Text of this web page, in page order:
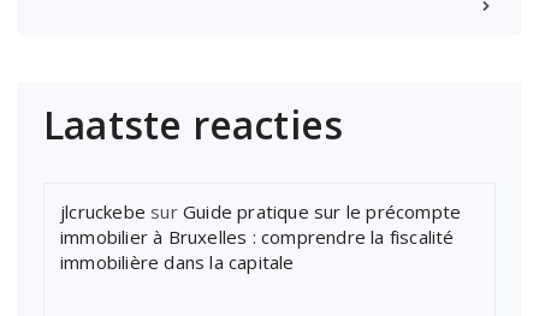
Laatste reacties
jlcruckebe sur Guide pratique sur le précompte
immobilier à Bruxelles : comprendre la fiscalité
immobilière dans la capitale